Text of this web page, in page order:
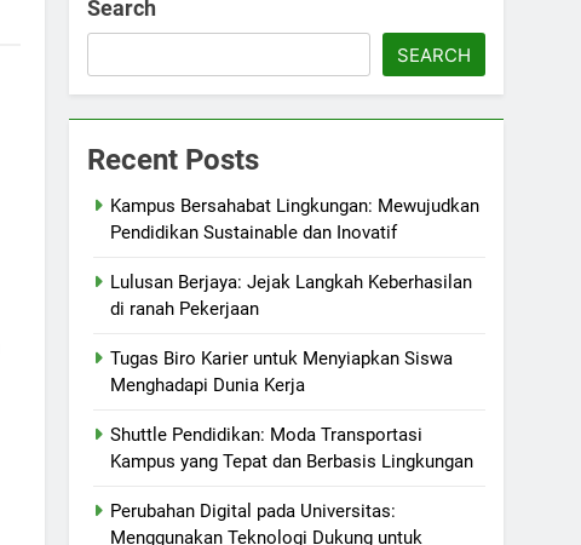
Search
SEARCH
Recent Posts
Kampus Bersahabat Lingkungan: Mewujudkan
Pendidikan Sustainable dan Inovatif
Lulusan Berjaya: Jejak Langkah Keberhasilan
di ranah Pekerjaan
Tugas Biro Karier untuk Menyiapkan Siswa
Menghadapi Dunia Kerja
Shuttle Pendidikan: Moda Transportasi
Kampus yang Tepat dan Berbasis Lingkungan
Perubahan Digital pada Universitas:
Menggunakan Teknologi Dukung untuk